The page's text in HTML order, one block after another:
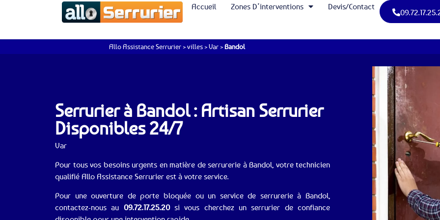
Accueil Zones D’interventions Devis/Contact
Allo Assistance Serrurier >villes >Var >Bandol
Serrurier à Bandol : Artisan Serrurier
Disponibles 24/7
Var
Pour tous vos besoins urgents en matière de serrurerie à Bandol, votre technicien
qualifié Allo Assistance Serrurier est à votre service.
Pour une ouverture de porte bloquée ou un service de serrurerie à Bandol,
contactez-nous au 09.72.17.25.20si vous cherchez un serrurier de confiance